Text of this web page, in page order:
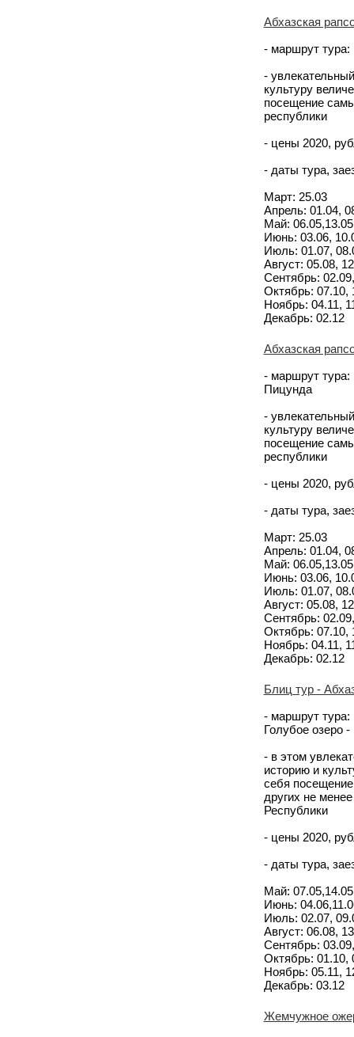
Абхазская
- маршрут
-
культуру
посещение
республики
- цены 2020,
- даты тура,
Март: 25.03
Апрель: 01.04,
Май:
Июнь: 03.06,
Июль: 01.07,
Август: 05.08,
Сентябрь:
Октябрь: 07.10,
Ноябрь: 04.11,
Декабрь: 02.12
Абхазская
- маршрут
Пицунда
-
культуру
посещение
республики
- цены 2020,
- даты тура,
Март: 25.03
Апрель: 01.04,
Май:
Июнь: 03.06,
Июль: 01.07,
Август: 05.08,
Сентябрь:
Октябрь: 07.10,
Ноябрь: 04.11,
Декабрь: 02.12
Блиц тур -
- маршрут тура:
Голубое озеро
- в этом
историю и
себя
других не
Республики
- цены 2020,
- даты тура,
Май:
Июнь:
Июль: 02.07,
Август: 06.08,
Сентябрь:
Октябрь: 01.10,
Ноябрь: 05.11,
Декабрь: 03.12
Жемчужное